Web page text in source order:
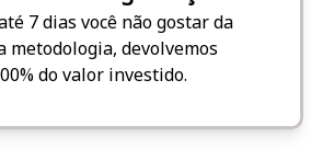
7 dias você não gostar da
metodologia, devolvemos
do valor investido.